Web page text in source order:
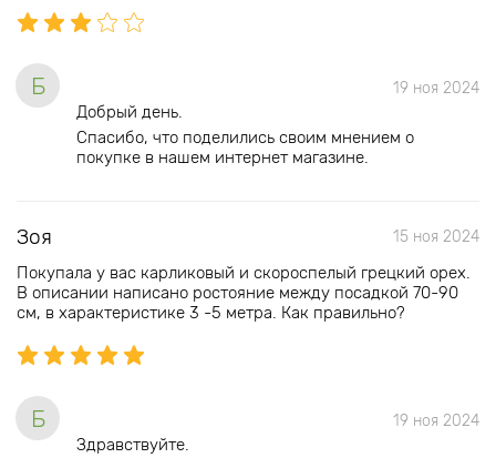
Б 19 ноя 2024
Добрый день.
Спасибо, что поделились своим мнением о
покупке в нашем интернет магазине.
Зоя 15 ноя 2024
Покупала у вас карликовый и скороспелый грецкий орех.
В описании написано ростояние между посадкой 70-90
см, в характеристике 3 -5 метра. Как правильно?
Б 19 ноя 2024
Здравствуйте.